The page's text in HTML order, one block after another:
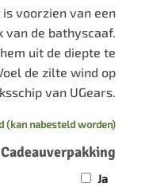
voorzien van een
de bathyscaaf.
uit de diepte te
de zilte wind op
van UGears.
(kan nabesteld worden)
Cadeauverpakking
Ja